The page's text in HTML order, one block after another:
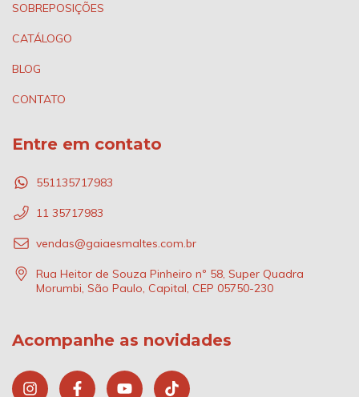
SOBREPOSIÇÕES
CATÁLOGO
BLOG
CONTATO
Entre em contato
551135717983
11 35717983
vendas@gaiaesmaltes.com.br
Rua Heitor de Souza Pinheiro nº 58, Super Quadra
Morumbi, São Paulo, Capital, CEP 05750-230
Acompanhe as novidades